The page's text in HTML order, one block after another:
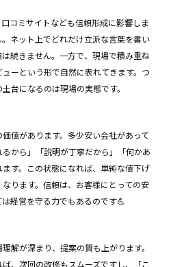
コミサイトなども信頼形成に影響しま
ネット上でどれだけ立派な言葉を書い
続きません。一方で、現場で積み重ね
ーという形で自然に表れてきます。つ
台になるのは現場の実態です。
値があります。多少安い会社があって
から」「説明が丁寧だから」「何かあ
す。この状態になれば、単純な値下げ
ります。信頼は、お客様にとっての安
経営を守る力でもあるのです💪
解が深まり、提案の質も上がります。
、次回の改修もスムーズですし、「こ